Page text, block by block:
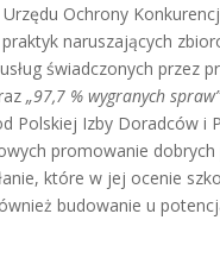
Ochrony
naruszających
świadczonych przez
„97,7 % wygranych
Polskiej Izby Doradców i
promowanie
które w jej ocenie
budowanie u